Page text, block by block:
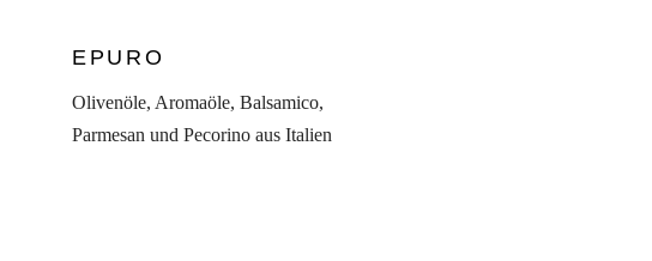
EPURO
Olivenöle, Aromaöle, Balsamico,
Parmesan und Pecorino aus Italien